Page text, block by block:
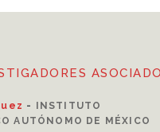
-
INSTITUTO
AUTÓNOMO DE MÉXICO